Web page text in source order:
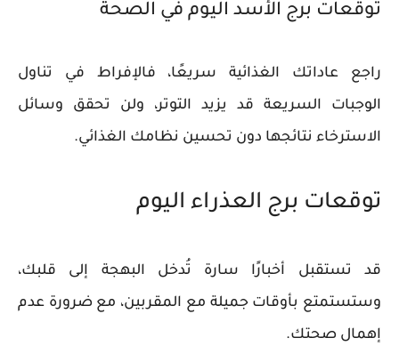
توقعات برج الأسد اليوم في الصحة
راجع عاداتك الغذائية سريعًا، فالإفراط في تناول
الوجبات السريعة قد يزيد التوتر، ولن تحقق وسائل
الاسترخاء نتائجها دون تحسين نظامك الغذائي.
توقعات برج العذراء اليوم
قد تستقبل أخبارًا سارة تُدخل البهجة إلى قلبك،
وستستمتع بأوقات جميلة مع المقربين، مع ضرورة عدم
إهمال صحتك.